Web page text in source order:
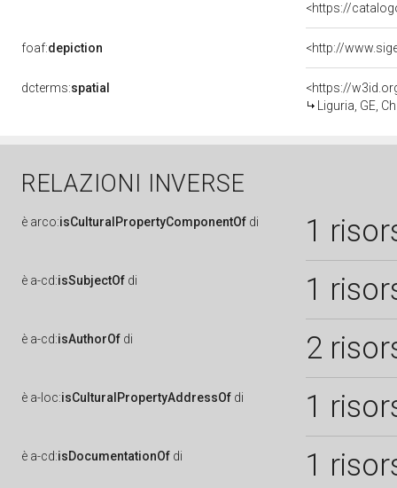
<https://
foaf:depiction
dcterms:spatial
<https://
Liguria, GE,
RELAZIONI INVERSE
è arco:isCulturalPropertyComponentOf di 1
è a-cd:isSubjectOf di 1
è a-cd:isAuthorOf di 2
è a-loc:isCulturalPropertyAddressOf di 1
è a-cd:isDocumentationOf di 1